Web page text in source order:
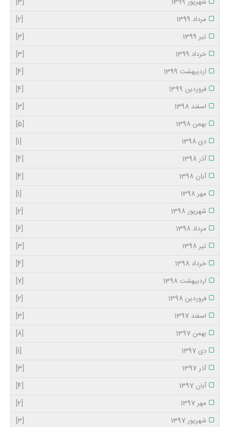
مرداد 1399
[2]
تیر 1399
[3]
خرداد 1399
[3]
اردیبهشت 1399
[4]
فروردین 1399
[4]
اسفند 1398
[3]
بهمن 1398
[5]
دی 1398
[1]
آذر 1398
[4]
آبان 1398
[4]
مهر 1398
[1]
شهریور 1398
[2]
مرداد 1398
[6]
تیر 1398
[3]
خرداد 1398
[4]
اردیبهشت 1398
[7]
فروردین 1398
[2]
اسفند 1397
[3]
بهمن 1397
[8]
دی 1397
[1]
آذر 1397
[3]
آبان 1397
[4]
مهر 1397
[2]
شهریور 1397
[3]